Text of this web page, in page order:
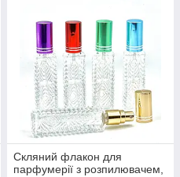
Скляний флакон для
парфумерії з розпилювачем,